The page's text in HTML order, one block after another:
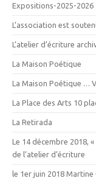
Expositions-2025-2026
L’association est
L’atelier d’écriture
La Maison Poétique
La Maison Poétique …
La Place des Arts 10
La Retirada
Le 14 décembre 2018,
de l’atelier d’écriture
le 1er juin 2018